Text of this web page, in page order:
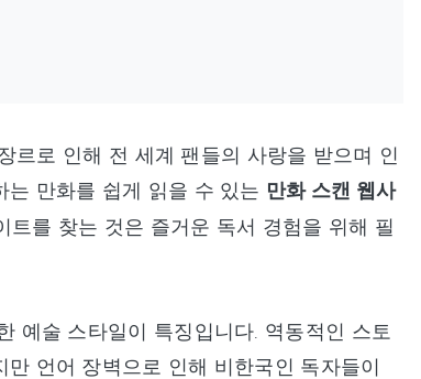
르로 인해 전 세계 팬들의 사랑을 받으며 인
만화를 쉽게 읽을 수 있는 만화 스캔 웹사
를 찾는 것은 즐거운 독서 경험을 위해 필
예술 스타일이 특징입니다. 역동적인 스토
언어 장벽으로 인해 비한국인 독자들이